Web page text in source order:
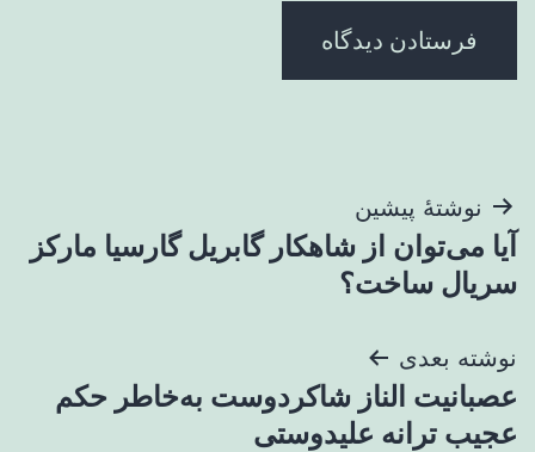
راهبری
نوشته
نوشتهٔ پیشین
آیا می‌توان از شاهکار گابریل گارسیا مارکز
سریال ساخت؟
نوشته بعدی
عصبانیت الناز شاکردوست به‌خاطر حکم
عجیب ترانه علیدوستی